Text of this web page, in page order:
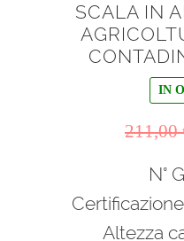
SCALA IN
IN
211,00
N°
Altezza